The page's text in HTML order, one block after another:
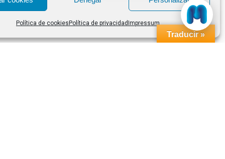
Política de cookies Política de privacidad Impressum
Traducir »